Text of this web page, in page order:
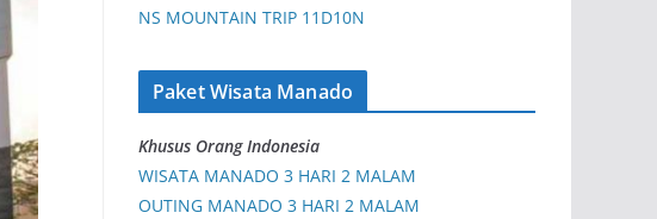
NS MOUNTAIN TRIP 11D10N
Paket Wisata Manado
Khusus Orang Indonesia
WISATA MANADO 3 HARI 2 MALAM
OUTING MANADO 3 HARI 2 MALAM